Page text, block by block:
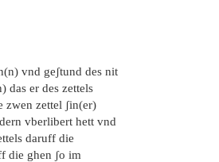
vnd geʃtund des nit
das er des zettels
zwen zettel ʃin(er)
vberlibert hett vnd
daruff die
die ghen ʃo im